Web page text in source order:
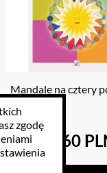
Mandale na cztery
24.60
zgodę